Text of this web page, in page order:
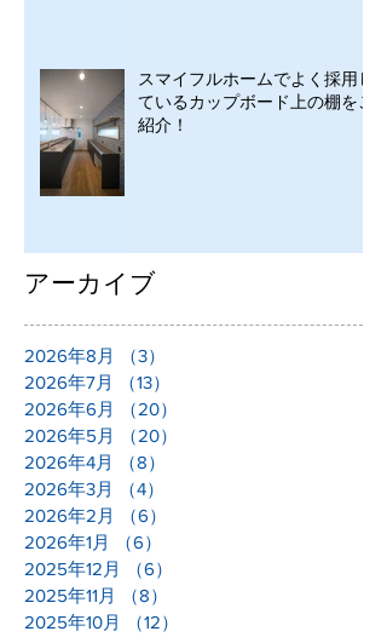
スマイフルホームでよく採用し
ているカップボード上の棚をご
紹介！
アーカイブ
2026年8月 （3）
2026年7月
（13）
2026年6月
（20）
2026年5月
（20）
2026年4月
（8）
2026年3月
（4）
2026年2月
（6）
2026年1月
（6）
2025年12月
（6）
2025年11月
（8）
2025年10月
（12）